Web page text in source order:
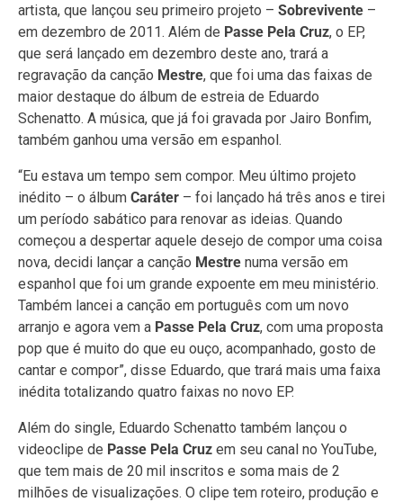
artista, que lançou seu primeiro projeto – Sobrevivente –
em dezembro de 2011. Além de Passe Pela Cruz, o EP,
que será lançado em dezembro deste ano, trará a
regravação da canção Mestre, que foi uma das faixas de
maior destaque do álbum de estreia de Eduardo
Schenatto. A música, que já foi gravada por Jairo Bonfim,
também ganhou uma versão em espanhol.
“Eu estava um tempo sem compor. Meu último projeto
inédito – o álbum Caráter – foi lançado há três anos e tirei
um período sabático para renovar as ideias. Quando
começou a despertar aquele desejo de compor uma coisa
nova, decidi lançar a canção Mestre numa versão em
espanhol que foi um grande expoente em meu ministério.
Também lancei a canção em português com um novo
arranjo e agora vem a Passe Pela Cruz, com uma proposta
pop que é muito do que eu ouço, acompanhado, gosto de
cantar e compor”, disse Eduardo, que trará mais uma faixa
inédita totalizando quatro faixas no novo EP.
Além do single, Eduardo Schenatto também lançou o
videoclipe de Passe Pela Cruz em seu canal no YouTube,
que tem mais de 20 mil inscritos e soma mais de 2
milhões de visualizações. O clipe tem roteiro, produção e